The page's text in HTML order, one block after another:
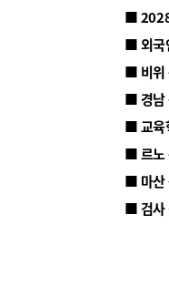
■ 2028
■ 외국
■ 비위
■ 르노
■ 마산